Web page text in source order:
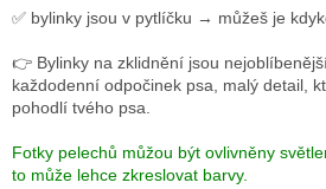
✅ bylinky jsou v pytlíčku → můžeš je
👉 Bylinky na zklidnění jsou
každodenní odpočinek psa, malý detail,
pohodlí tvého psa.
Fotky pelechů můžou být ovlivněny
to může lehce zkreslovat barvy.